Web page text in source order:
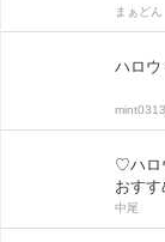
まぁどん
ハロ
mint0313
♡ハロ
おす
中尾